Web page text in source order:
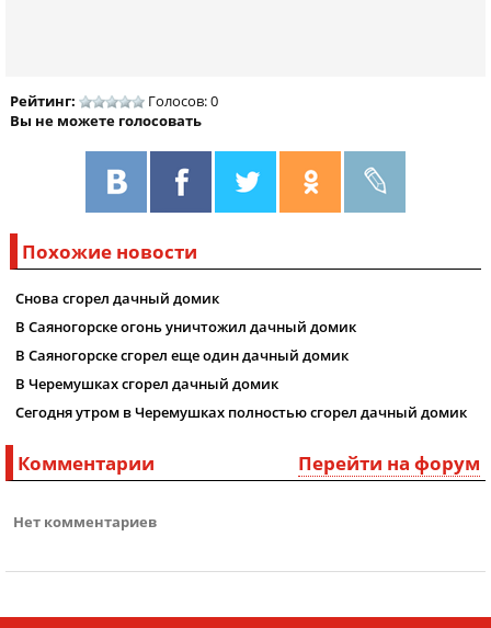
Рейтинг:
Голосов: 0
Вы не можете голосовать
Похожие новости
Снова сгорел дачный домик
В Саяногорске огонь уничтожил дачный домик
В Саяногорске сгорел еще один дачный домик
В Черемушках сгорел дачный домик
Сегодня утром в Черемушках полностью сгорел дачный домик
Перейти на форум
Комментарии
Нет комментариев